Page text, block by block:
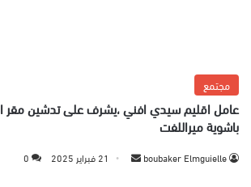
مجتمع
عامل اقليم سيدي افني ،يشرف على تدشين مقر
باشوية ميراللفت
boubaker Elmguielle 21 فبراير 2025 0